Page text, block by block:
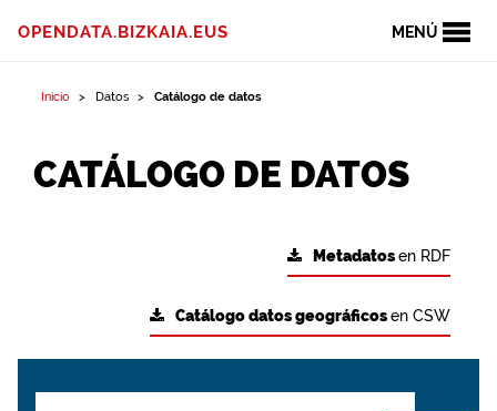
MENÚ
OPENDATA.BIZKAIA.EUS
Inicio Datos Catálogo de datos
CATÁLOGO DE DATOS
Metadatosen RDF
Catálogo datos geográficosen CSW